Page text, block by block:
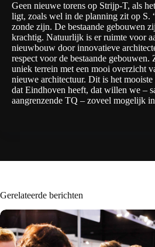
Geen nieuwe torens op Strijp-T, als
ligt, zoals wel in de planning zit op S.
zonde zijn. De bestaande gebouwen
krachtig. Natuurlijk is er ruimte voor
nieuwbouw door innovatieve
respect voor de bestaande gebouwen.
uniek terrein met een mooi overzicht
nieuwe architectuur. Dit is het
dat Eindhoven heeft, dat willen we –
aangrenzende TQ – zoveel mogelijk
Gerelateerde berichten